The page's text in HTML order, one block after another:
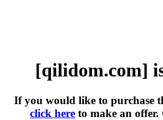
[qilidom.com]
If you would like to purchase
click here to make an offer.